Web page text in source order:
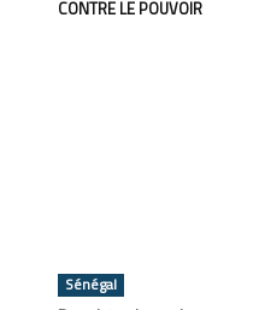
CONTRE LE POUVOIR
Sénégal